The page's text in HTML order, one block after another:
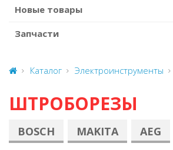
Новые товары
Запчасти
Каталог Электроинструменты
ШТРОБОРЕЗЫ
BOSCH MAKITA AEG